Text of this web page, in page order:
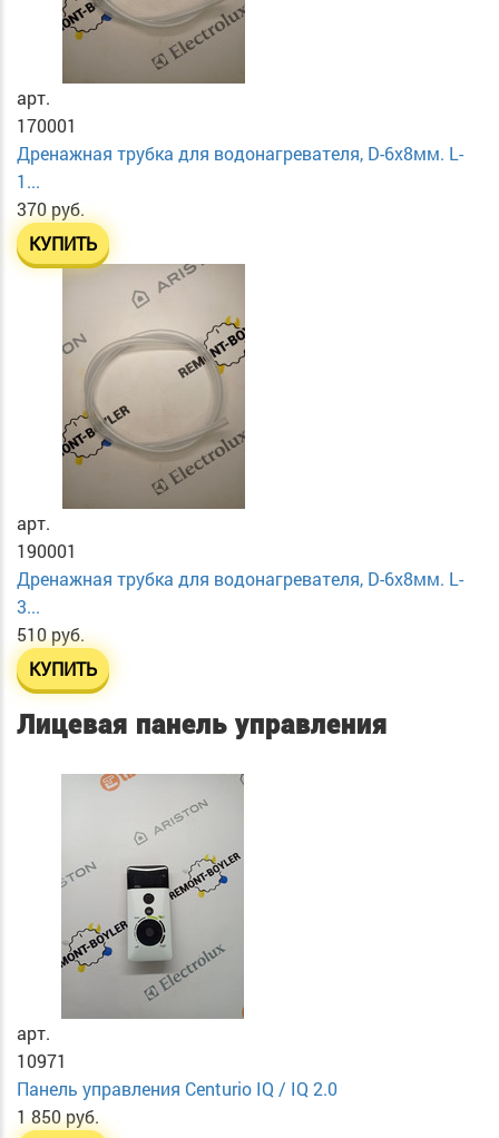
арт.
170001
Дренажная трубка для водонагревателя, D-6х8мм. L-
1...
370 руб.
КУПИТЬ
арт.
190001
Дренажная трубка для водонагревателя, D-6х8мм. L-
3...
510 руб.
КУПИТЬ
Лицевая панель управления
арт.
10971
Панель управления Centurio IQ / IQ 2.0
1 850 руб.